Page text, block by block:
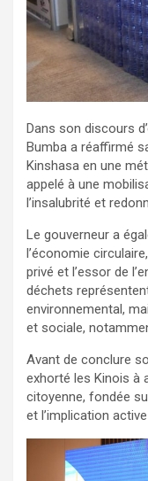
Dans son discours
Bumba a réaffirmé
Kinshasa en une
appelé à une
l’insalubrité et
Le gouverneur a
l’économie
privé et l’essor de
déchets
environnemental,
et sociale,
Avant de conclure
exhorté les Kinois à
citoyenne, fondée
et l’implication